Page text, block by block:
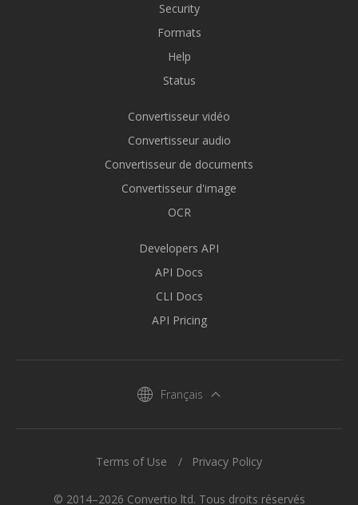
Security
Formats
Help
Status
Convertisseur vidéo
Convertisseur audio
Convertisseur de documents
Convertisseur d'image
OCR
Developers API
API Docs
CLI Docs
API Pricing
Français
© 2014–2026 Convertio ltd. Tous droits réservés
Terms of Use Privacy Policy